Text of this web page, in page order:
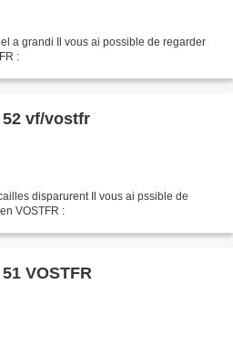
a grandi Il vous ai possible de regarder
:
vf/vostfr
disparurent Il vous ai pssible de
VOSTFR :
VOSTFR